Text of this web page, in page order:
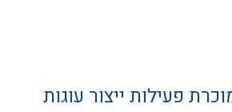
פעילות ייצור עוגות